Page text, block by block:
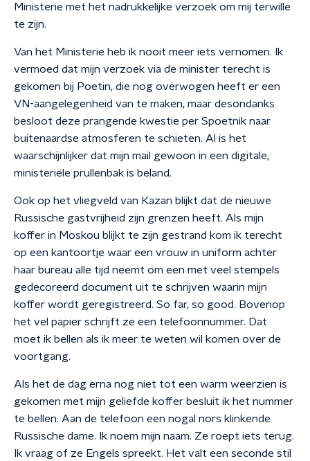
Ministerie met het nadrukkelijke verzoek om mij terwille
te zijn.
Van het Ministerie heb ik nooit meer iets vernomen. Ik
vermoed dat mijn verzoek via de minister terecht is
gekomen bij Poetin, die nog overwogen heeft er een
VN-aangelegenheid van te maken, maar desondanks
besloot deze prangende kwestie per Spoetnik naar
buitenaardse atmosferen te schieten. Al is het
waarschijnlijker dat mijn mail gewoon in een digitale,
ministeriële prullenbak is beland.
Ook op het vliegveld van Kazan blijkt dat de nieuwe
Russische gastvrijheid zijn grenzen heeft. Als mijn
koffer in Moskou blijkt te zijn gestrand kom ik terecht
op een kantoortje waar een vrouw in uniform achter
haar bureau alle tijd neemt om een met veel stempels
gedecoreerd document uit te schrijven waarin mijn
koffer wordt geregistreerd. So far, so good. Bovenop
het vel papier schrijft ze een telefoonnummer. Dat
moet ik bellen als ik meer te weten wil komen over de
voortgang.
Als het de dag erna nog niet tot een warm weerzien is
gekomen met mijn geliefde koffer besluit ik het nummer
te bellen. Aan de telefoon een nogal nors klinkende
Russische dame. Ik noem mijn naam. Ze roept iets terug.
Ik vraag of ze Engels spreekt. Het valt een seconde stil